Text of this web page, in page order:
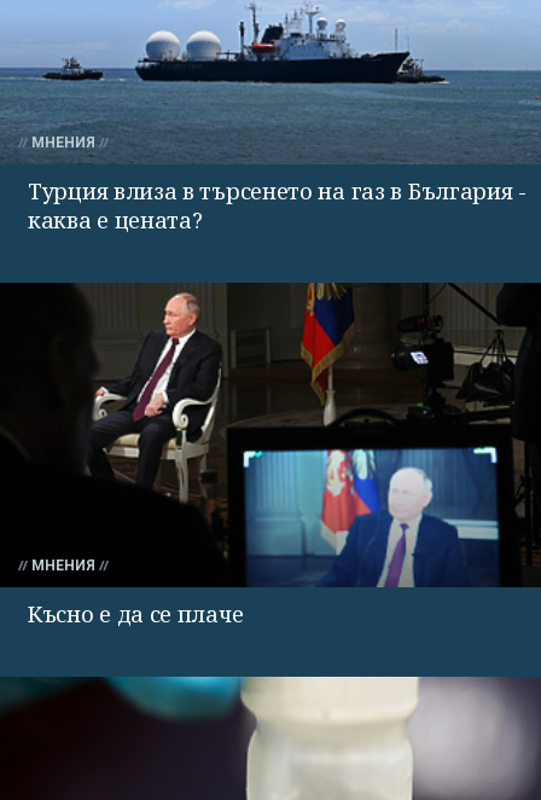
МНЕНИЯ
Турция влиза в търсенето на газ в България -
каква е цената?
МНЕНИЯ
Късно е да се плаче